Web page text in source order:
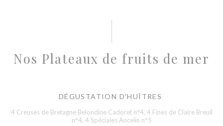
Nos Plateaux de fruits de mer
DÉGUSTATION D'HUÎTRES
4 Creuses de Bretagne Belondine Cadoret n°4, 4 Fines de Claire Breuil
n°4, 4 Spéciales Ancelin n°5